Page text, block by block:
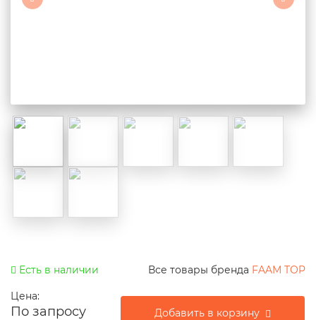
Есть в наличии Все товары бренда FAAM TOP
Цена:
По запросу Добавить в корзину